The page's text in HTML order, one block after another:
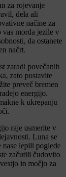
za rojevanje
dela ali
načine za
vas morda jezile v
da ostanete
načrt.
zaradi povečanih
zato postavite
preveč bremen
energijo.
k ukrepanju
raje usmerite v
Luna se
nase lepili poglede
začutili čudovito
in močjo za